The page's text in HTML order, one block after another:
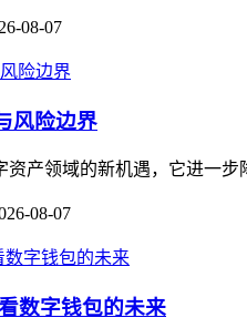
08-07
风险边界
资产领域的新机遇，它进一
08-07
数字钱包的未来